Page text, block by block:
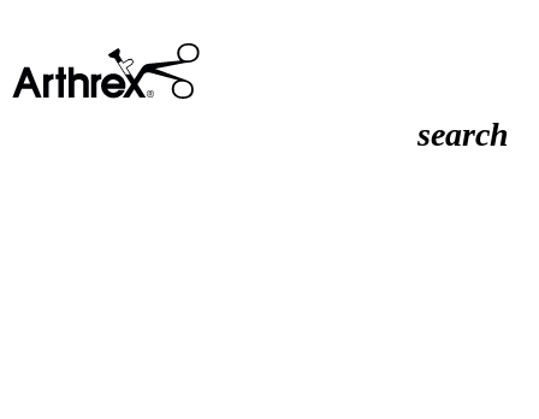
search